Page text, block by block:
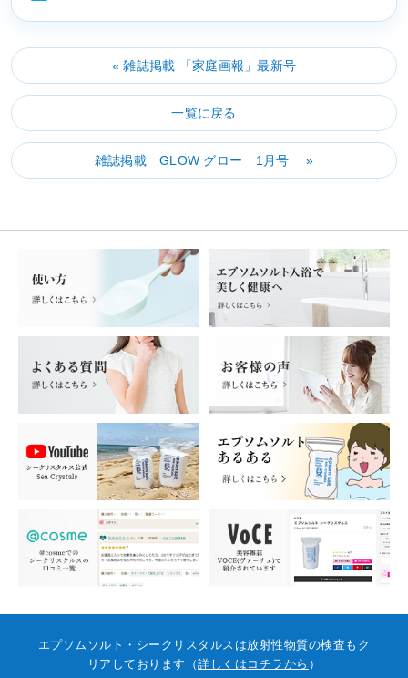
« 雑誌掲載 「家庭画報」最新号
一覧に戻る
雑誌掲載 GLOW グロー 1月号 »
エプソムソルト・シークリスタルスは放射性物質の検査もク
リアしております（詳しくはコチラから ）